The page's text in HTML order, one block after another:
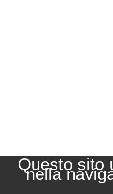
Questo sito
nella